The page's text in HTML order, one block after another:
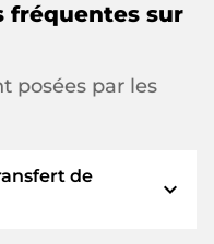
fréquentes sur
posées par les
de
expand_more